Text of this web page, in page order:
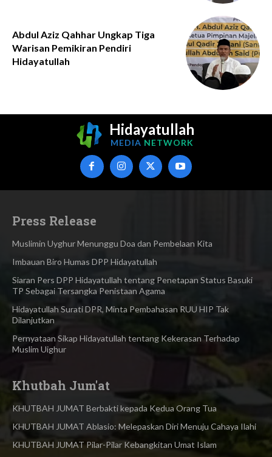
Abdul Aziz Qahhar Ungkap Tiga
Warisan Pemikiran Pendiri
Hidayatullah
Hidayatullah
MEDIA NETWORK
Press Release
Muslimin Uyghur Menunggu Doa dan Pembelaan Kita
Imbauan Biro Humas DPP Hidayatullah
Siaran Pers DPP Hidayatullah tentang Penetapan Status Basuki
TP Sebagai Tersangka Penistaan Agama​
Hidayatullah Surati DPR, Minta Pembahasan RUU HIP Tak
Dilanjutkan
Pernyataan Sikap Hidayatullah tentang Kekerasan Terhadap
Muslim Uighur
Khutbah Jum'at
KHUTBAH JUMAT Berbakti kepada Kedua Orang Tua
KHUTBAH JUMAT Ablasio: Melepaskan Diri Menuju Cahaya Ilahi
KHUTBAH JUMAT Pilar-Pilar Kebangkitan Umat Islam